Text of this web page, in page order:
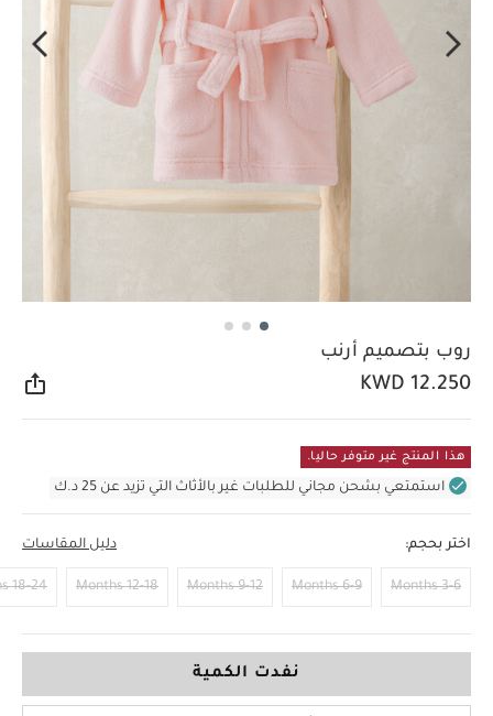
روب بتصميم أرنب
KWD 12.250
هذا المنتج غير متوفر حاليا.
استمتعي بشحن مجاني للطلبات غير بالأثاث التي تزيد عن 25 د.ك
اختر بحجم: دليل المقاسات
3-6 Months
6-9 Months
9-12 Months
12-18 Months
18-24 Months
نفدت الكمية